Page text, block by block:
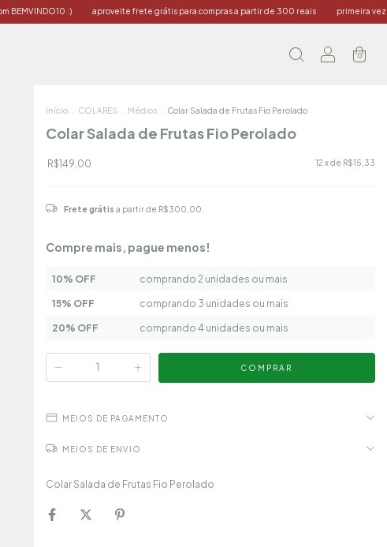
aproveite frete grátis para compras a partir de 300 reais primeira vez por aqui? use o
0
Início COLARES Médios Colar Salada de Frutas Fio Perolado
Colar Salada de Frutas Fio Perolado
R$149,00 12 x de R$15,33
Frete grátis a partir de R$300,00
Compre mais, pague menos!
10% OFF comprando 2 unidades ou mais
15% OFF comprando 3 unidades ou mais
20% OFF comprando 4 unidades ou mais
MEIOS DE PAGAMENTO
MEIOS DE ENVIO
Colar Salada de Frutas Fio Perolado